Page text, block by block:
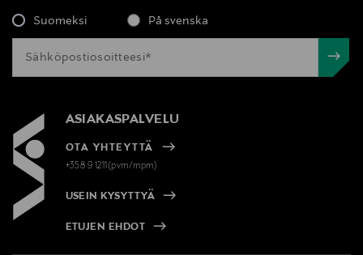
Suomeksi På svenska
ASIAKASPALVELU
OTA YHTEYTTÄ
+358 9 1211(pvm/mpm)
USEIN KYSYTTYÄ
ETUJEN EHDOT